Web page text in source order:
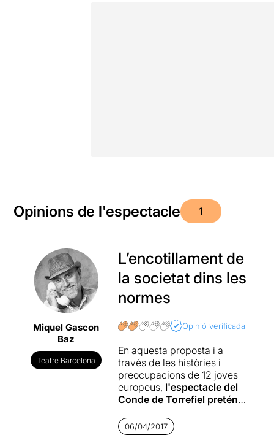
Opinions de l'espectacle 1
Miquel Gascon
Baz
Teatre Barcelona
L’encotillament de
la societat dins les
normes
Opinió verificada
En aquesta proposta i a
través de les històries i
preocupacions de 12 joves
europeus, l'espectacle del
Conde de Torrefiel pretén
societat contemporània
una societat que creuen
06/04/2017